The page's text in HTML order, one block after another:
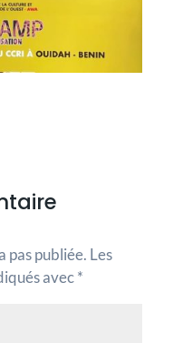
pas publiée. Les
avec*